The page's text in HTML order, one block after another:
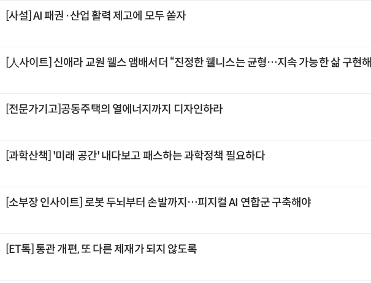
[사설] AI 패권·산업 활력 제고에 모두 쏟자
[人사이트] 신애라 교원 웰스 앰배서더 “진정한 웰니스는 균형…지속 가능한 삶 구현
[전문가기고]공동주택의 열에너지까지 디자인하라
[과학산책] '미래 공간' 내다보고 패스하는 과학정책 필요하다
[소부장 인사이트] 로봇 두뇌부터 손발까지…피지컬 AI 연합군 구축해야
[ET톡] 통관 개편, 또 다른 제재가 되지 않도록